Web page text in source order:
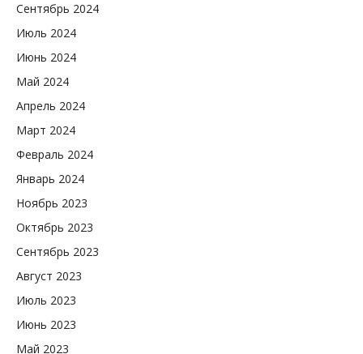
Сентябрь 2024
Июль 2024
Июнь 2024
Май 2024
Апрель 2024
Март 2024
Февраль 2024
Январь 2024
Ноябрь 2023
Октябрь 2023
Сентябрь 2023
Август 2023
Июль 2023
Июнь 2023
Май 2023